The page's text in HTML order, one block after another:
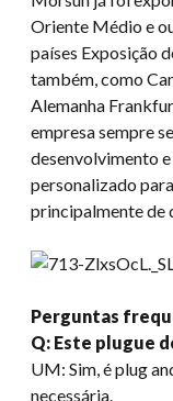
Oriente Médio e
países Exposição
também, como
Alemanha
empresa sempre
desenvolvimento
personalizado
principalmente de
Perguntas
Q: Este plugue
UM: Sim, é plug
necessária.